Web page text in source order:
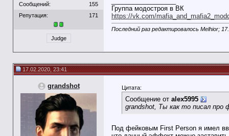
Сообщений:
155
Репутация:
171
Judge
Группа модостроя в ВК
https://vk.com/
Последний раз редактировалось Melhior;
17.02.2020, 23:41
grandshot Цитата:
Сообщение от alex5995
grandshot, Ты как то писал про
Под фейковым First Person я имел